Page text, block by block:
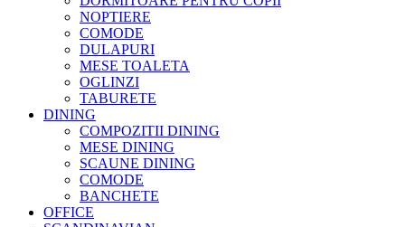
NOPTIERE
COMODE
DULAPURI
MESE TOALETA
OGLINZI
TABURETE
DINING
COMPOZITII DINING
MESE DINING
SCAUNE DINING
COMODE
BANCHETE
OFFICE